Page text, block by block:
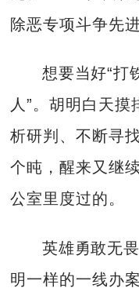
除恶专项斗争先进
想要当好“打
人”。胡明白天
析研判、不断寻
个盹，醒来又继
公室里度过的。
英雄勇敢无
明一样的一线办